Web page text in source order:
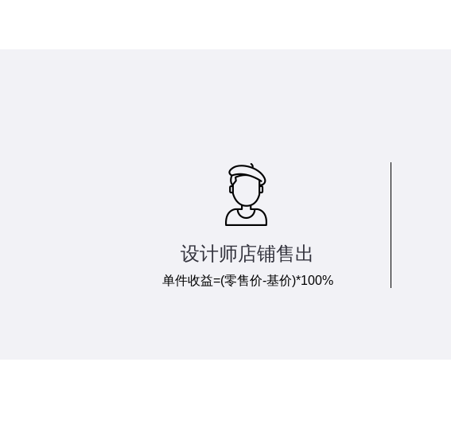
设计师店铺售出
单件收益=(零售价-基价)*100%